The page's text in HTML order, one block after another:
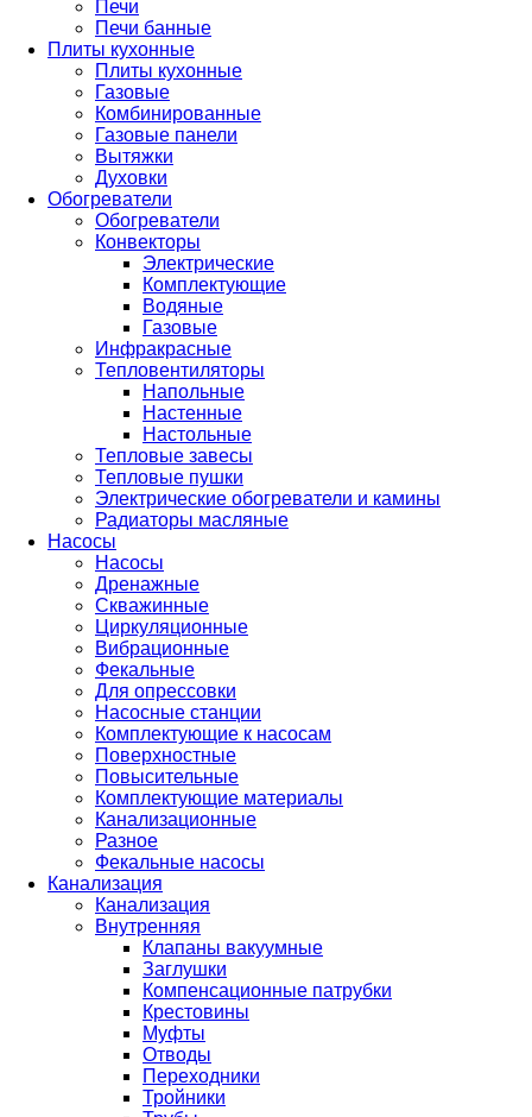
Печи
Печи банные
Плиты кухонные
Плиты кухонные
Газовые
Комбинированные
Газовые панели
Вытяжки
Духовки
Обогреватели
Обогреватели
Конвекторы
Электрические
Комплектующие
Водяные
Газовые
Инфракрасные
Тепловентиляторы
Напольные
Настенные
Настольные
Тепловые завесы
Тепловые пушки
Электрические обогреватели и камины
Радиаторы масляные
Насосы
Насосы
Дренажные
Скважинные
Циркуляционные
Вибрационные
Фекальные
Для опрессовки
Насосные станции
Комплектующие к насосам
Поверхностные
Повысительные
Комплектующие материалы
Канализационные
Разное
Фекальные насосы
Канализация
Канализация
Внутренняя
Клапаны вакуумные
Заглушки
Компенсационные патрубки
Крестовины
Муфты
Отводы
Переходники
Тройники